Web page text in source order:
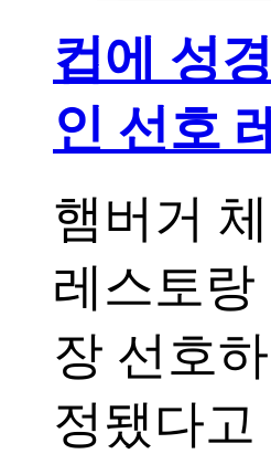
컵에 성
인 선호
햄버거
레스토랑
장 선호
정됐다